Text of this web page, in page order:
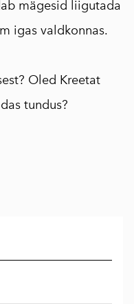
mägesid liigutada
igas valdkonnas.
Oled Kreetat
tundus?